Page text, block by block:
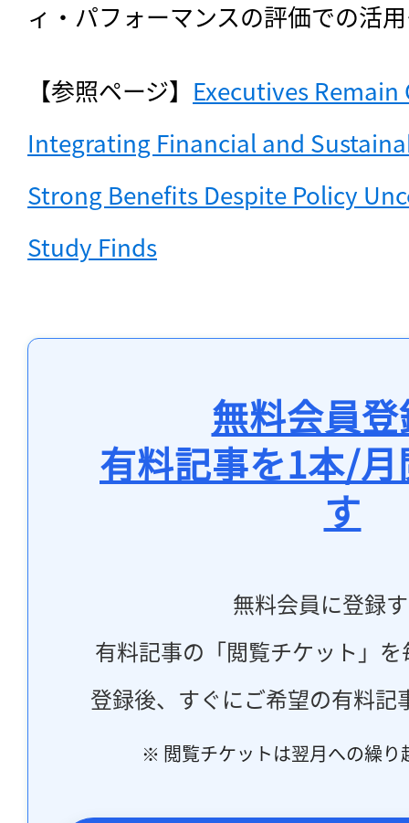
ィ・パフォーマンスの評価での活
【参照ページ】 Executives
Integrating Financial and
Strong Benefits Despite Policy
Study Finds
無料会員
有料記事を1本/
す
無料会員に登録
有料記事の「閲覧チケット」
登録後、すぐにご希望の有料記
※ 閲覧チケットは翌月への繰り